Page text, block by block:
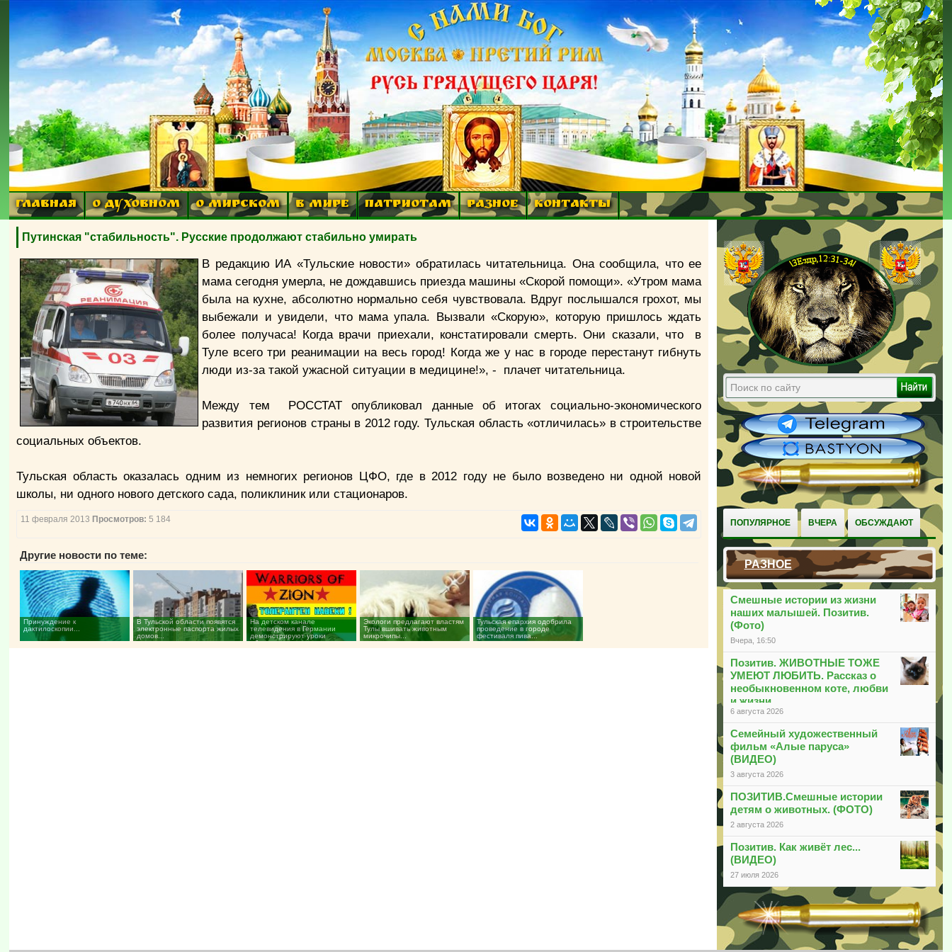
ГЛАВНАЯ О ДУХОВНОМ О МИРСКОМ В МИРЕ ПАТРИОТАМ РАЗНОЕ КОНТАКТЫ
ПОПУЛЯРНОЕ ВЧЕРА ОБСУЖДАЮТ
РАЗНОЕ
Смешные истории из жизни
наших малышей. Позитив.
(Фото)
Вчера, 16:50
Позитив. ЖИВОТНЫЕ ТОЖЕ
УМЕЮТ ЛЮБИТЬ. Рассказ о
необыкновенном коте, любви
и жизни
6 августа 2026
Семейный художественный
фильм «Алые паруса»
(ВИДЕО)
3 августа 2026
ПОЗИТИВ.Смешные истории
детям о животных. (ФОТО)
2 августа 2026
Позитив. Как живёт лес...
(ВИДЕО)
27 июля 2026
Путинская "стабильность". Русские продолжают стабильно умирать
В редакцию ИА «Тульские новости» обратилась читательница. Она сообщила, что ее
мама сегодня умерла, не дождавшись приезда машины «Скорой помощи». «Утром мама
была на кухне, абсолютно нормально себя чувствовала. Вдруг послышался грохот, мы
выбежали и увидели, что мама упала. Вызвали «Скорую», которую пришлось ждать
более получаса! Когда врачи приехали, констатировали смерть. Они сказали, что в
Туле всего три реанимации на весь город! Когда же у нас в городе перестанут гибнуть
люди из-за такой ужасной ситуации в медицине!», - плачет читательница.
Между тем РОССТАТ опубликовал данные об итогах социально-экономического
развития регионов страны в 2012 году. Тульская область «отличилась» в строительстве
социальных объектов.
Тульская область оказалась одним из немногих регионов ЦФО, где в 2012 году не было возведено ни одной новой
школы, ни одного нового детского сада, поликлиник или стационаров.
11 февраля 2013 Просмотров: 5 184
Другие новости по теме:
Принуждение к
дактилоскопии...
В Тульской области появятся
электронные паспорта жилых
домов...
На детском канале
телевидения в Германии
демонстрируют уроки
«безопасного секса»...
Экологи предлагают властям
Тулы вшивать животным
микрочипы...
Тульская епархия одобрила
проведение в городе
фестиваля пива...